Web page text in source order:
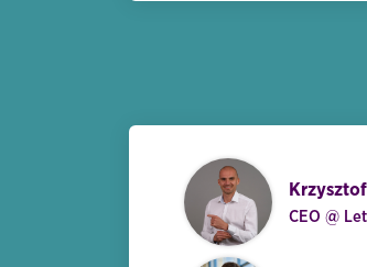
CEO @